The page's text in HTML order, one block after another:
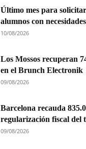
Último mes para
alumnos con
10/08/2026
Los Mossos recuperan
en el Brunch Electronik
09/08/2026
Barcelona recauda
regularización fiscal del
09/08/2026